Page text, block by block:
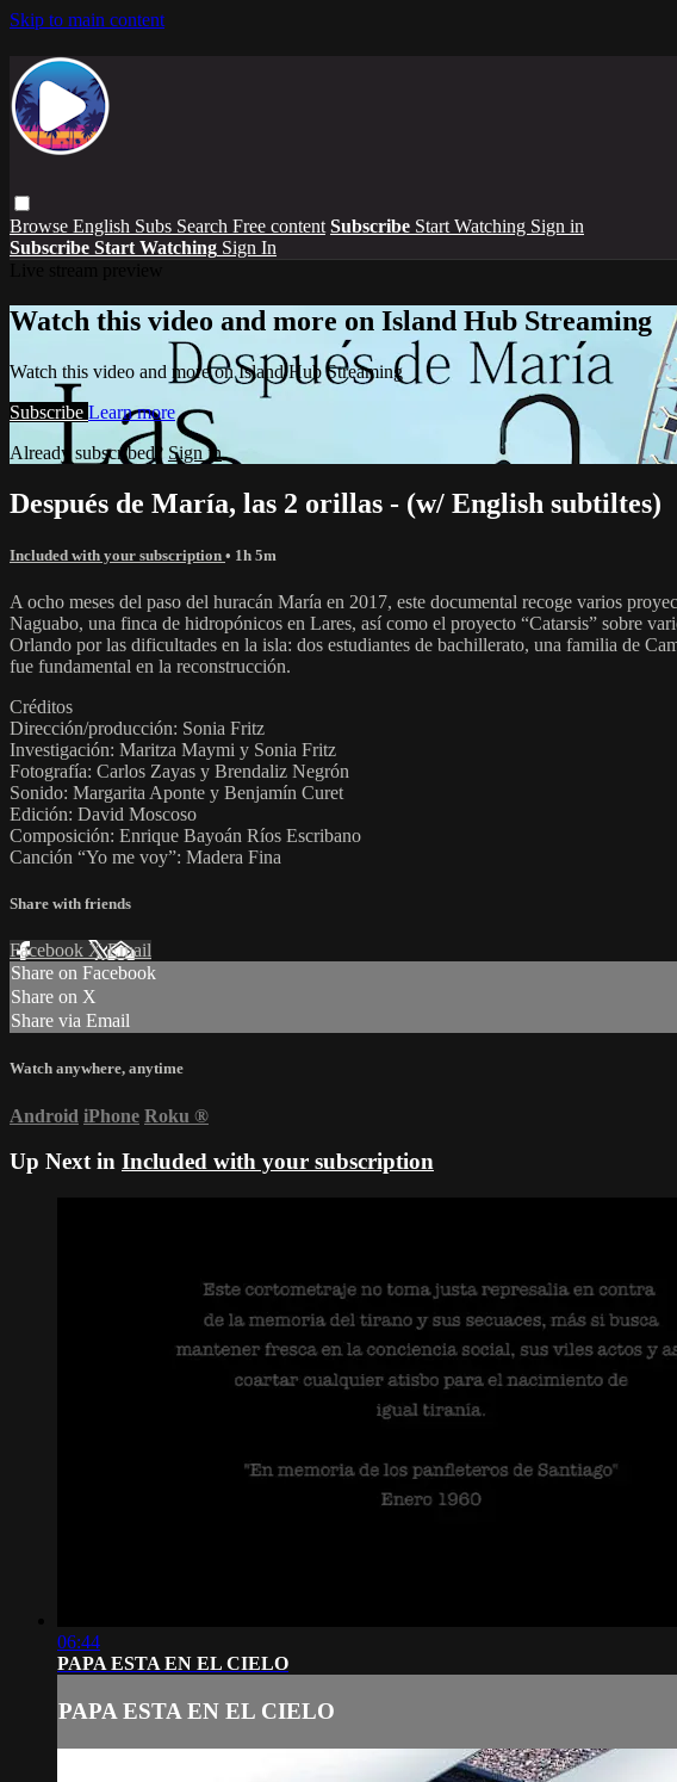
Skip to main content
Browse English Subs Search Free content Subscribe Start Watching Sign in
Subscribe Start Watching Sign In
Watch this video and more on Island Hub Streaming
Watch this video and more on Island Hub Streaming
Subscribe Learn more
Already subscribed? Sign in
Después de María, las 2 orillas - (w/ English subtiltes)
Included with your subscription • 1h 5m
A ocho meses del paso del huracán María en 2017, este documental recoge varios
Naguabo, una finca de hidropónicos en Lares, así como el proyecto “Catarsis” sobre
Orlando por las dificultades en la isla: dos estudiantes de bachillerato, una familia de
fue fundamental en la reconstrucción.
Créditos
Dirección/producción: Sonia Fritz
Investigación: Maritza Maymi y Sonia Fritz
Fotografía: Carlos Zayas y Brendaliz Negrón
Sonido: Margarita Aponte y Benjamín Curet
Edición: David Moscoso
Composición: Enrique Bayoán Ríos Escribano
Canción “Yo me voy”: Madera Fina
Share with friends
Facebook XEmail
Share on Facebook
Share on X
Share via Email
Watch anywhere, anytime
Android iPhone Roku ®
Up Next in Included with your subscription
06:44
PAPA ESTA EN EL CIELO
PAPA ESTA EN EL CIELO